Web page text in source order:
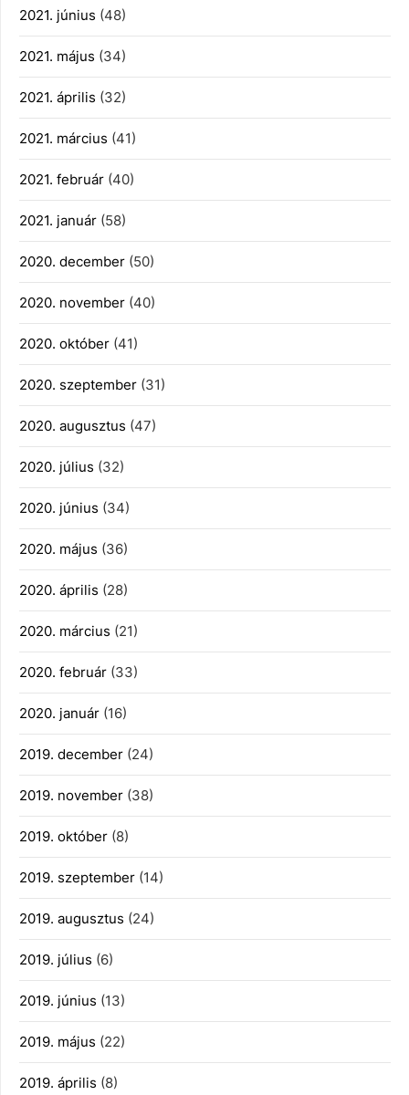
2021. június (48)
2021. május (34)
2021. április (32)
2021. március (41)
2021. február (40)
2021. január (58)
2020. december (50)
2020. november (40)
2020. október (41)
2020. szeptember (31)
2020. augusztus (47)
2020. július (32)
2020. június (34)
2020. május (36)
2020. április (28)
2020. március (21)
2020. február (33)
2020. január (16)
2019. december (24)
2019. november (38)
2019. október (8)
2019. szeptember (14)
2019. augusztus (24)
2019. július (6)
2019. június (13)
2019. május (22)
2019. április (8)